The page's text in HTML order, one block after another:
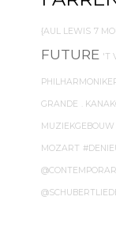
{AUL LEWIS 7
FUTURE 'T
GRANDE .
MOZART